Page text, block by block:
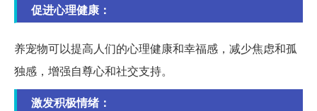
促进心理健康：
养宠物可以提高人们的心理健康和幸福感，减少焦虑和孤
独感，增强自尊心和社交支持。
激发积极情绪：